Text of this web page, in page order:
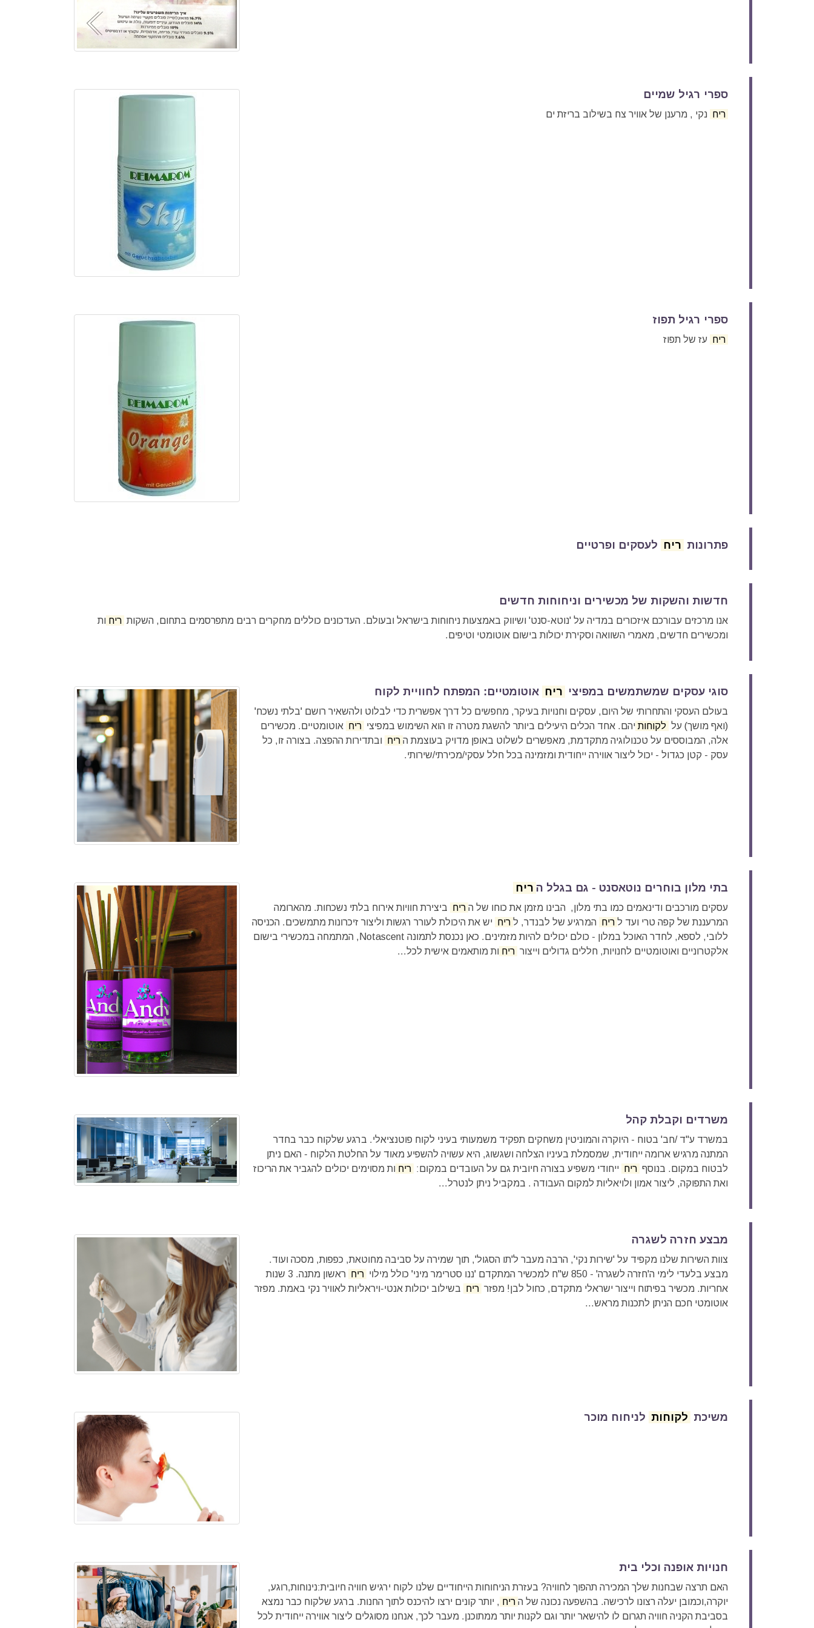
ספרי רגיל שמיים
ריח נקי , מרענן של אוויר צח בשילוב בריזת ים
ספרי רגיל תפוז
ריח עז של תפוז
פתרונות ריח לעסקים ופרטיים
חדשות והשקות של מכשירים וניחוחות חדשים
אנו מרכזים עבורכם איזכורים במדיה על 'נוטא-סנט' ושיווק באמצעות ניחוחות בישראל ובעולם. העדכונים כוללים מחקרים רבים מתפרסמים בתחום, השקות ריח ות
ומכשירים חדשים, מאמרי השוואה וסקירת יכולות בישום אוטומטי וטיפים.
סוגי עסקים שמשתמשים במפיצי ריח אוטומטיים: המפתח לחוויית לקוח
בעולם העסקי והתחרותי של היום, עסקים וחנויות בעיקר, מחפשים כל דרך אפשרית כדי לבלוט ולהשאיר רושם 'בלתי נשכח'
(ואף מושך) על לקוחות יהם. אחד הכלים היעילים ביותר להשגת מטרה זו הוא השימוש במפיצי ריח אוטומטיים. מכשירים
אלה, המבוססים על טכנולוגיה מתקדמת, מאפשרים לשלוט באופן מדויק בעוצמת ה ריח ובתדירות ההפצה. בצורה זו, כל
עסק - קטן כגדול - יכול ליצור אווירה ייחודית ומזמינה בכל חלל עסקי/מכירתי/שירותי.
בתי מלון בוחרים נוטאסנט - גם בגלל ה ריח
עסקים מורכבים ודינאמים כמו בתי מלון, הבינו מזמן את כוחו של ה ריח ביצירת חוויות אירוח בלתי נשכחות. מהארומה
המרעננת של קפה טרי ועד ל ריח המרגיע של לבנדר, ל ריח יש את היכולת לעורר רגשות וליצור זיכרונות מתמשכים. הכניסה
ללובי, לספא, לחדר האוכל במלון - כולם יכולים להיות מזמינים. כאן נכנסת לתמונה Notascent, המתמחה במכשירי בישום
אלקטרוניים ואוטומטיים לחנויות, חללים גדולים וייצור ריח ות מותאמים אישית לכל...
משרדים וקבלת קהל
במשרד ע"ד /חב' בטוח - היוקרה והמוניטין משחקים תפקיד משמעותי בעיני לקוח פוטנציאלי.‏ ברגע שלקוח כבר בחדר
המתנה מרגיש ארומה ייחודית, שמסמלת בעיניו הצלחה ושגשוג, היא עשויה להשפיע מאוד על החלטת הלקוח - האם ניתן
לבטוח במקום.‏ בנוסף ריח ייחודי משפיע בצורה חיובית גם על העובדים במקום: ריח ות מסוימים יכולים להגביר את הריכוז
ואת התפוקה, ליצור אמון ולויאליות למקום העבודה . במקביל ניתן לנטרל...
מבצע חזרה לשגרה
צוות השירות שלנו מקפיד על 'שירות נקי', הרבה מעבר ל'תו הסגול', תוך שמירה על סביבה מחוטאת, כפפות, מסכה ועוד.
מבצע בלעדי לימי ה'חזרה לשגרה' - 850 ש"ח למכשיר המתקדם 'ננו סטרימר מיני' כולל מילוי
ריח
ראשון מתנה. 3 שנות
אחריות. מכשיר בפיתוח וייצור ישראלי מתקדם, כחול לבן! מפזר ריח בשילוב יכולות אנטי-ויראליות לאוויר נקי באמת. מפזר
אוטומטי חכם הניתן לתכנות מראש...
משיכת לקוחות לניחוח מוכר
חנויות אופנה וכלי בית
האם תרצה שבחנות שלך המכירה תהפוך לחוויה?‏ בעזרת הניחוחות הייחודיים שלנו לקוח ירגיש חוויה חיובית:נינוחות,רוגע,
יוקרה,וכמובן יעלה רצונו לרכישה.‏ בהשפעה נכונה של ה ריח , יותר קונים ירצו להיכנס לתוך החנות.‏ ברגע שלקוח כבר נמצא
בסביבת הקניה חוויה תגרום לו להישאר יותר וגם לקנות יותר ממתוכנן.‏ מעבר לכך, אנחנו מסוגלים ליצור אווירה ייחודית לכל